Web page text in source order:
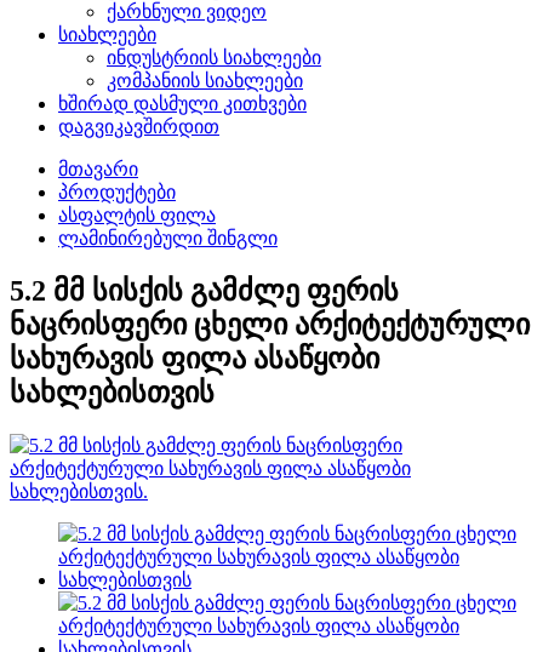
ქარხნული ვიდეო
სიახლეები
ინდუსტრიის სიახლეები
კომპანიის სიახლეები
ხშირად დასმული კითხვები
დაგვიკავშირდით
მთავარი
პროდუქტები
ასფალტის ფილა
ლამინირებული შინგლი
5.2 მმ სისქის გამძლე ფერის
ნაცრისფერი ცხელი არქიტექტურული
სახურავის ფილა ასაწყობი
სახლებისთვის